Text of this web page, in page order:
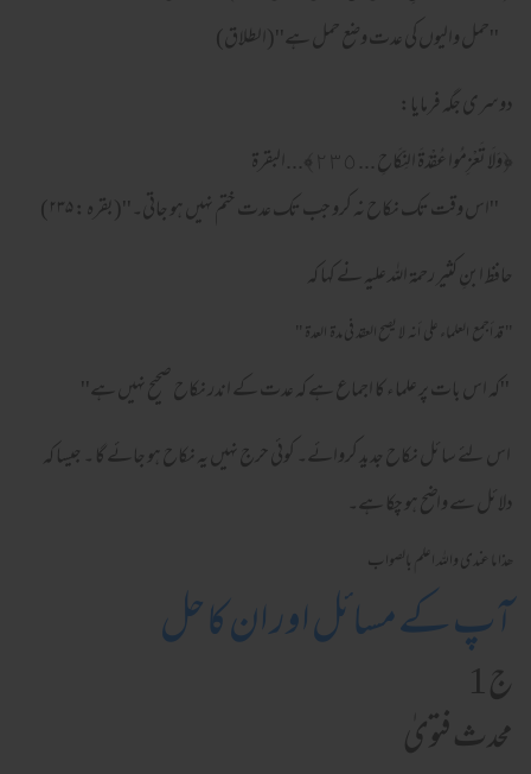
''حمل والیوں کی عدت وضع حمل ہے''(الطلاق)
دوسری جگہ فرمایا:
﴿وَلَا تَعْزِمُوا عُقْدَةَ النِّكَاحِ ... ٢٣٥﴾...البقرة
''اس وقت تک نکاح نہ کرو جب تک عدت ختم نہیں ہو جاتی۔''(بقرہ : ۲۳۵)
حافظ ابنِ کثیر رحمۃ اللہ علیہ نے کہا کہ
" قد أجمع العلماء على أنه لا يصح العقد فى مدة العدة "
''کہ اس بات پر علماء کا اجماع ہے کہ عدت کے اندر نکاح صحیح نہیں ہے''
اس لئے سائل نکاح جدید کروائے۔ کوئی حرج نہیں یہ نکاح ہو جائے گا ۔ جیسا کہ
دلائل سے واضح ہو چکا ہے۔
ھذا ما عندی واللہ اعلم بالصواب
آپ کے مسائل اور ان کا حل
ج 1
محدث فتویٰ